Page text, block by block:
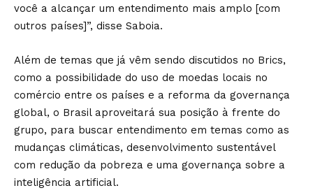
você a alcançar um entendimento mais amplo [com
outros países]”, disse Saboia.
Além de temas que já vêm sendo discutidos no Brics,
como a possibilidade do uso de moedas locais no
comércio entre os países e a reforma da governança
global, o Brasil aproveitará sua posição à frente do
grupo, para buscar entendimento em temas como as
mudanças climáticas, desenvolvimento sustentável
com redução da pobreza e uma governança sobre a
inteligência artificial.